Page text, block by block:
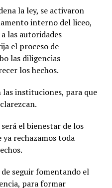
la ley, se activaron
interno del liceo,
las autoridades
el proceso de
las diligencias
los hechos.
instituciones, para que
el bienestar de los
rechazamos toda
seguir fomentando el
para formar